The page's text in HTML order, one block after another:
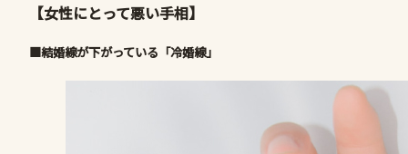
【女性にとって悪い手相】
■結婚線が下がっている「冷婚線」